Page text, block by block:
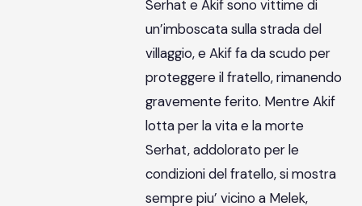
Serhat e Akif sono vittime di
un’imboscata sulla strada del
villaggio, e Akif fa da scudo per
proteggere il fratello, rimanendo
gravemente ferito. Mentre Akif
lotta per la vita e la morte
Serhat, addolorato per le
condizioni del fratello, si mostra
sempre piu’ vicino a Melek,